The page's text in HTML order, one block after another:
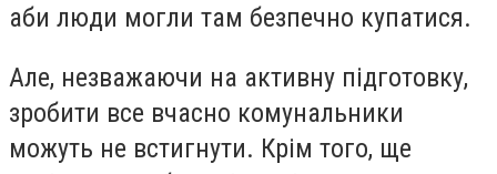
аби люди могли там безпечно купатися.
Але, незважаючи на активну підготовку,
зробити все вчасно комунальники
можуть не встигнути. Крім того, ще